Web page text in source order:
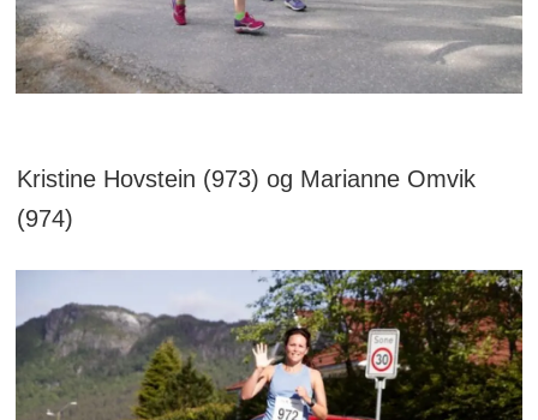
Kristine Hovstein (973) og Marianne Omvik
(974)